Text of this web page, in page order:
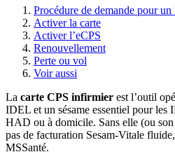
Procédure de demande pour
Activer la carte
Activer l’eCPS
Renouvellement
Perte ou vol
Voir aussi
La carte CPS infirmier est l’outil
IDEL et un sésame essentiel pour les
HAD ou à domicile. Sans elle (ou
pas de facturation Sesam-Vitale
MSSanté.